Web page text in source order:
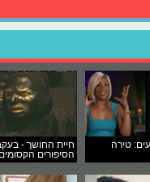
טירה
חיית החושך -
הסיפורים הקסומים